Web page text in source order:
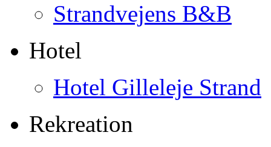
Strandvejens B&B
Hotel
Hotel Gilleleje Strand
Rekreation